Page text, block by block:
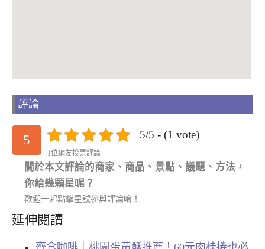
評論
5 5/5 - (1 vote)
1位網友投票評論
關於本文評論的商家、商品、景點、議題、方法，
你給幾顆星呢？
歡迎一起點擊星號參與評論唷！
延伸閱讀